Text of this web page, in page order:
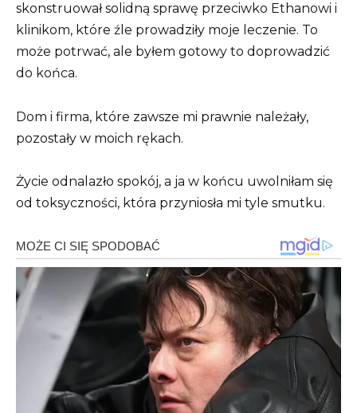
skonstruował solidną sprawę przeciwko Ethanowi i
klinikom, które źle prowadziły moje leczenie. To
może potrwać, ale byłem gotowy to doprowadzić
do końca.
Dom i firma, które zawsze mi prawnie należały,
pozostały w moich rękach.
Życie odnalazło spokój, a ja w końcu uwolniłam się
od toksyczności, która przyniosła mi tyle smutku.